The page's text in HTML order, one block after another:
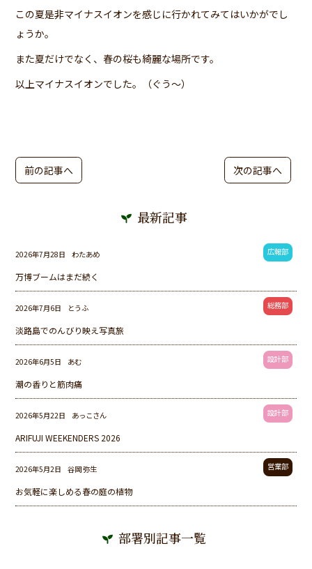
この夏是非マイナスイオンを感じに行かれてみてはいかがでし
ょうか。
また夏だけでなく、春の桜も綺麗な場所です。
以上マイナスイオンでした。（ぐう～）
前の記事へ 次の記事へ
最新記事
2026年7月28日 広報部
わたあめ
万博ブームはまだ続く
2026年7月6日 総務部
とうふ
淡路島でのんびり映え写真旅
2026年6月5日 設計部
あむ
潮の香りと筋肉痛
2026年5月22日 設計部
あっこさん
ARIFUJI WEEKENDERS 2026
2026年5月2日 営業部
谷岡 弥生
お気軽に楽しめる春の庭の植物
部署別記事一覧